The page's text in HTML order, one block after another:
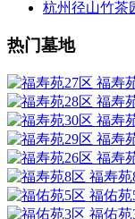
杭州径山竹茶
热门墓地
福寿
福寿
福寿
福寿
福寿
福寿苑
福佑苑
福佑苑